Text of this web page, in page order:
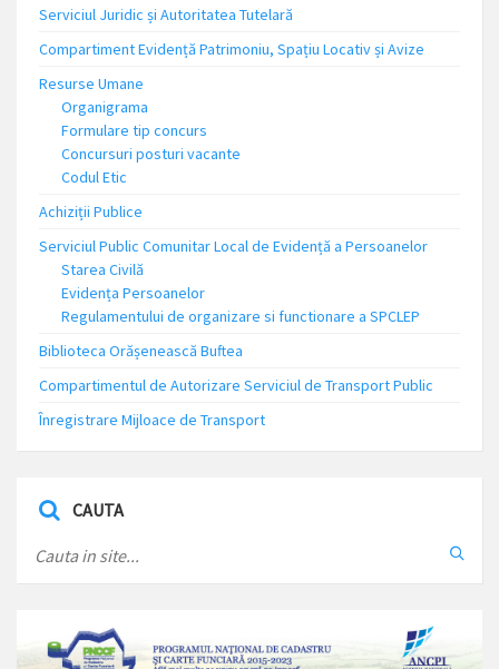
Serviciul Juridic și Autoritatea Tutelară
Compartiment Evidență Patrimoniu, Spațiu Locativ și Avize
Resurse Umane
Organigrama
Formulare tip concurs
Concursuri posturi vacante
Codul Etic
Achiziții Publice
Serviciul Public Comunitar Local de Evidență a Persoanelor
Starea Civilă
Evidența Persoanelor
Regulamentului de organizare si functionare a SPCLEP
Biblioteca Orășenească Buftea
Compartimentul de Autorizare Serviciul de Transport Public
Înregistrare Mijloace de Transport
CAUTA